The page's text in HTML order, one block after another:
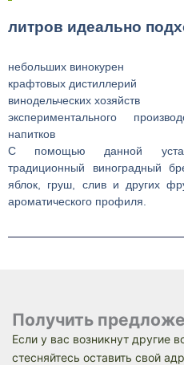
литров идеально
небольших винокурен
крафтовых дистиллерий
винодельческих хозяйств
экспериментального
напитков
С помощью данной
традиционный виноградный
яблок, груш, слив и других
ароматического профиля.
Получить
Если у вас возникнут другие
стесняйтесь оставить свой